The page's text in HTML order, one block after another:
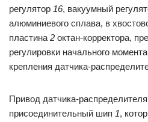
регулятор 16, вакуумный
алюминиевого сплава, в
пластина 2 октан-корректора,
регулировки начального
крепления датчика-
Привод датчика-
присоединительный шип 1,